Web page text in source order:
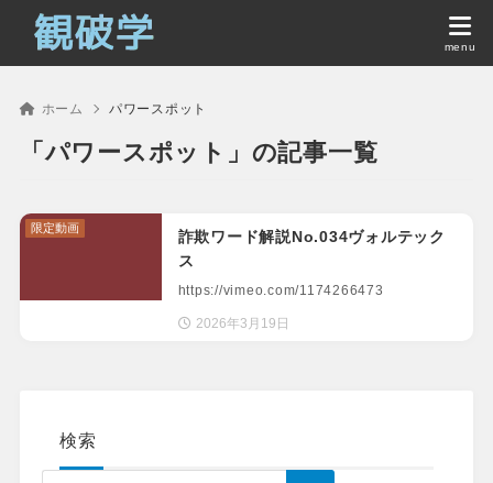
ホーム パワースポット
「パワースポット」の記事一覧
詐欺ワード解説No.034ヴォルテック
ス
https://vimeo.com/1174266473
2026年3月19日
限定動画
検索